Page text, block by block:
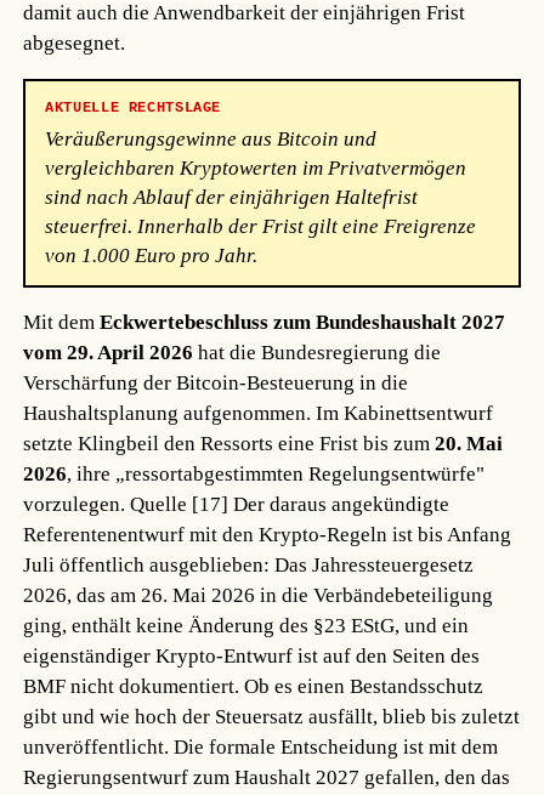
damit auch die Anwendbarkeit der einjährigen Frist
abgesegnet.
AKTUELLE RECHTSLAGE
Veräußerungsgewinne aus Bitcoin und
vergleichbaren Kryptowerten im Privatvermögen
sind nach Ablauf der einjährigen Haltefrist
steuerfrei. Innerhalb der Frist gilt eine Freigrenze
von 1.000 Euro pro Jahr.
Mit demEckwertebeschluss zum Bundeshaushalt 2027
vom 29. April 2026 hat die Bundesregierung die
Verschärfung der Bitcoin-Besteuerung in die
Haushaltsplanung aufgenommen. Im Kabinettsentwurf
setzte Klingbeil den Ressorts eine Frist bis zum20. Mai
2026, ihre „ressortabgestimmten Regelungsentwürfe"
vorzulegen.Quelle [17] Der daraus angekündigte
Referentenentwurf mit den Krypto-Regeln ist bis Anfang
Juli öffentlich ausgeblieben: Das Jahressteuergesetz
2026, das am 26. Mai 2026 in die Verbändebeteiligung
ging, enthält keine Änderung des §23 EStG, und ein
eigenständiger Krypto-Entwurf ist auf den Seiten des
BMF nicht dokumentiert. Ob es einen Bestandsschutz
gibt und wie hoch der Steuersatz ausfällt, blieb bis zuletzt
unveröffentlicht. Die formale Entscheidung ist mit dem
Regierungsentwurf zum Haushalt 2027 gefallen, den das